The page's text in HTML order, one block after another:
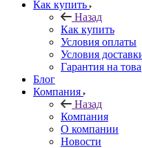
Как купить
Назад
Как купить
Условия оплаты
Условия
Гарантия на
Блог
Компания
Назад
Компания
О компании
Новости